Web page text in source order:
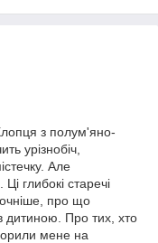
з полум'яно-
урізнобіч,
Але
глибокі старечі
про що
дитиною. Про тих, хто
мене на